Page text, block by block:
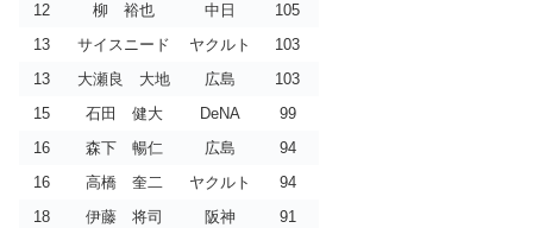
12
柳 裕也 中日
105
13
サイスニード ヤクルト
103
13
大瀬良 大地 広島
103
15
石田 健大 DeNA
99
16
森下 暢仁 広島
94
16
高橋 奎二 ヤクルト
94
18
伊藤 将司 阪神
91